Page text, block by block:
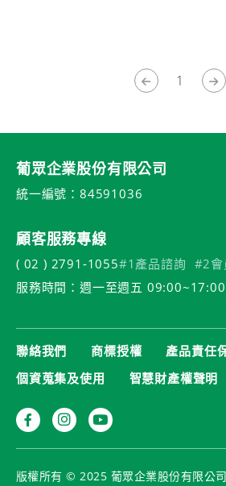
1
葡眾企業股份有限公司
統一編號：84591036
顧客服務專線
( 02 ) 2791-1055#1產品諮詢 #2會
服務時間：週一至週五 09:00~17:00
聯絡我們 商標授權
產品責任
個資蒐集及使用
智慧財產權聲明
版權所有 © 2025 葡眾企業股份有限公司